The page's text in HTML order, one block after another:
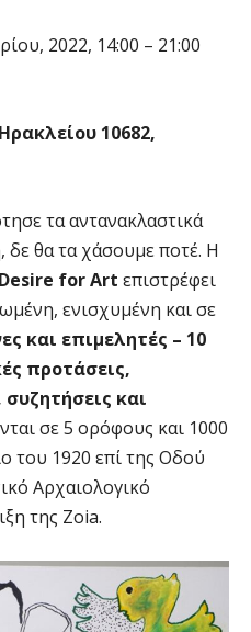
2022, 14:00 – 21:00
10682,
τα αντανακλαστικά
δε θα τα χάσουμε ποτέ. Η
Desire for Art επιστρέφει
ενισχυμένη και σε
και επιμελητές – 10
προτάσεις,
και
σε 5 ορόφους και 1000
του 1920 επί της Οδού
Αρχαιολογικό
της Zoia.